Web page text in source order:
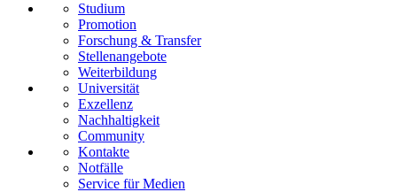
Studium
Promotion
Forschung & Transfer
Stellenangebote
Weiterbildung
Universität
Exzellenz
Nachhaltigkeit
Community
Kontakte
Notfälle
Service für Medien